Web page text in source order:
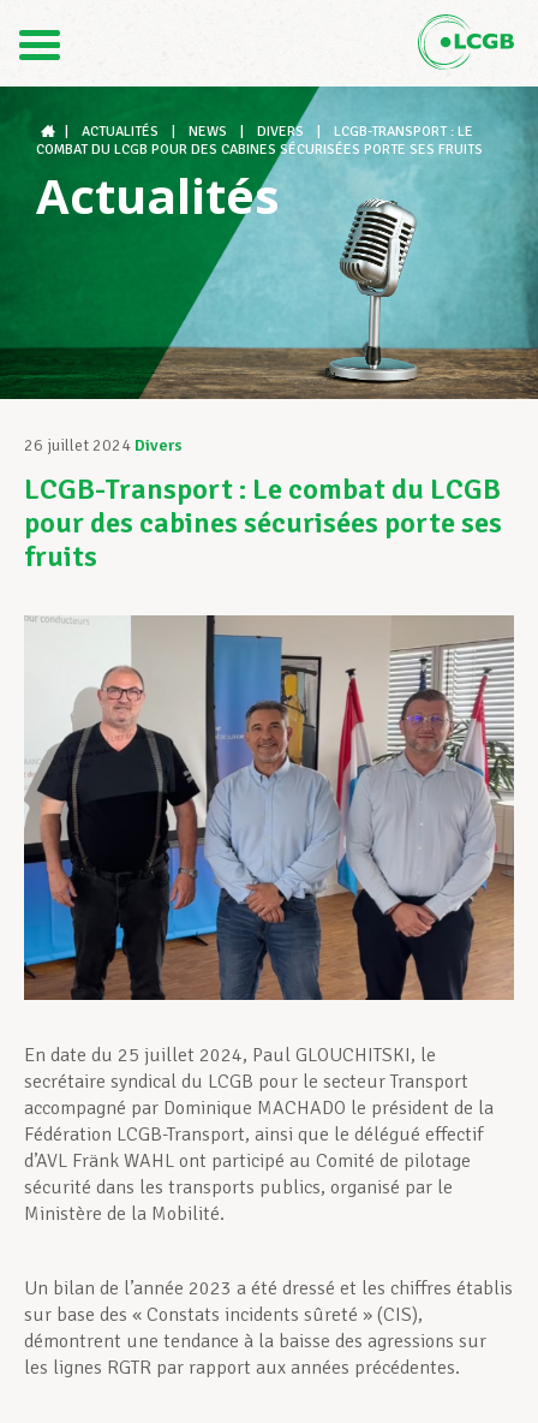
DE
Le LCGB
Structures syndicales
Assistance au Travail
Vos droits
Développement professionnel
Devenir Membre
Actualités
ACTUALITÉS NEWS DIVERS
LCGB-TRANSPORT : LE
COMBAT DU LCGB POUR DES CABINES SÉCURISÉES PORTE SES FRUITS
Actualités
26 juillet 2024 Divers
LCGB-Transport : Le combat du LCGB
pour des cabines sécurisées porte ses
fruits
En date du 25 juillet 2024, Paul GLOUCHITSKI, le
secrétaire syndical du LCGB pour le secteur Transport
accompagné par Dominique MACHADO le président de la
Fédération LCGB-Transport, ainsi que le délégué effectif
d’AVL Fränk WAHL ont participé au Comité de pilotage
sécurité dans les transports publics, organisé par le
Ministère de la Mobilité.
Un bilan de l’année 2023 a été dressé et les chiffres établis
sur base des « Constats incidents sûreté » (CIS),
démontrent une tendance à la baisse des agressions sur
les lignes RGTR par rapport aux années précédentes.